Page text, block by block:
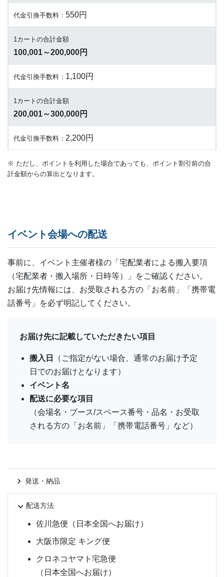
代金引換手数料： 550円
1カートの合計金額
100,001～200,000円
代金引換手数料： 1,100円
1カートの合計金額
200,001～300,000円
代金引換手数料： 2,200円
※ ただし、ポイントを利用した場合であっても、ポイント割引前の合
計金額からの算出となります。
イベント会場への配送
事前に、イベント主催者様の「宅配業者による搬入要項
（宅配業者・搬入場所・日時等）」をご確認ください。
お届け先情報には、お受取される方の「お名前」「携帯電
話番号」を必ず明記してください。
お届け先に記載していただきたい項目
搬入日
（ご指定がない場合、通常のお届け予定
日でのお届けとなります）
イベント名
配送に必要な項目
（会場名・ブース/スペース番号・品名・お受取
される方の「お名前」「携帯電話番号」など）
発送・納品
配送方法
佐川急便（日本全国へお届け）
大阪市限定 キング便
クロネコヤマト宅急便
（日本全国へお届け）